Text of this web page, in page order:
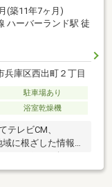
(築11年7ヶ月)
ハーバーランド駅 徒
兵庫区西出町２丁目
駐車場あり
浴室乾燥機
テレビCM、
に根ざした情報力